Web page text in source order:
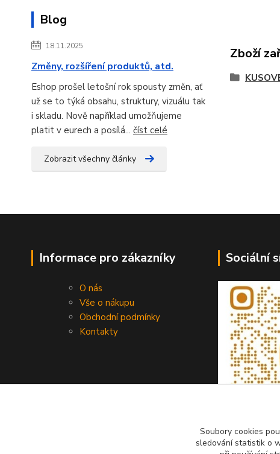
Blog
18.11.2025
Změny, rozšíření produktů, atd.
Eshop prošel letošní rok spousty změn, ať
už se to týká obsahu, struktury, vizuálu tak
i skladu. Nově například umožňujeme
platit v eurech a posílá... číst celé
Zobrazit všechny články
Zboží
Informace pro zákazníky
O nás
Vše o nákupu
Obchodní podmínky
Kontakty
Sociální
Soubory cookies
sledování statistik o